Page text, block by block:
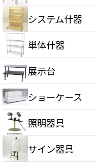
システム什器
単体什器
展示台
ショーケース
照明器具
サイン器具